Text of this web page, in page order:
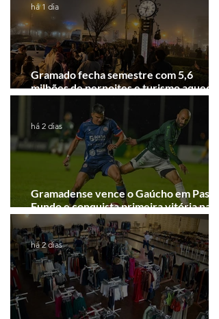
Gramado fecha semestre com 5,6
milhões de pernoites e turismo
Junho desponta!
há 1 dia
Gramadense vence o Gaúcho em Passo
Fundo e conquista primeira vitória na
Série A2
há 2 dias
há 2 dias